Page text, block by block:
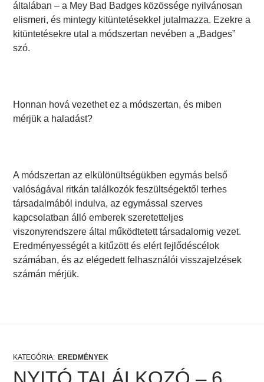
általában – a Mey Bad Badges közössége nyilvánosan
elismeri, és mintegy kitüntetésekkel jutalmazza. Ezekre a
kitüntetésekre utal a módszertan nevében a „Badges”
szó.
Honnan hová vezethet ez a módszertan, és miben
mérjük a haladást?
A módszertan az elkülönültségükben egymás belső
valóságával ritkán találkozók feszültségektől terhes
társadalmából indulva, az egymással szerves
kapcsolatban álló emberek szeretetteljes
viszonyrendszere által működtetett társadalomig vezet.
Eredményességét a kitűzött és elért fejlődéscélok
számában, és az elégedett felhasználói visszajelzések
számán mérjük.
EREDMÉNYEK